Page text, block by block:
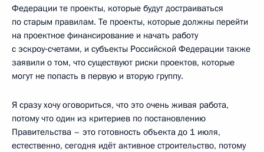
Федерации те проекты, которые будут достраиваться
по старым правилам. Те проекты, которые должны перейти
на проектное финансирование и начать работу
с эскроу‑счетами, и субъекты Российской Федерации также
заявили о том, что существуют риски проектов, которые
могут не попасть в первую и вторую группу.
Я сразу хочу оговориться, что это очень живая работа,
потому что один из критериев по постановлению
Правительства – это готовность объекта до 1 июля,
естественно, сегодня идёт активное строительство, потому